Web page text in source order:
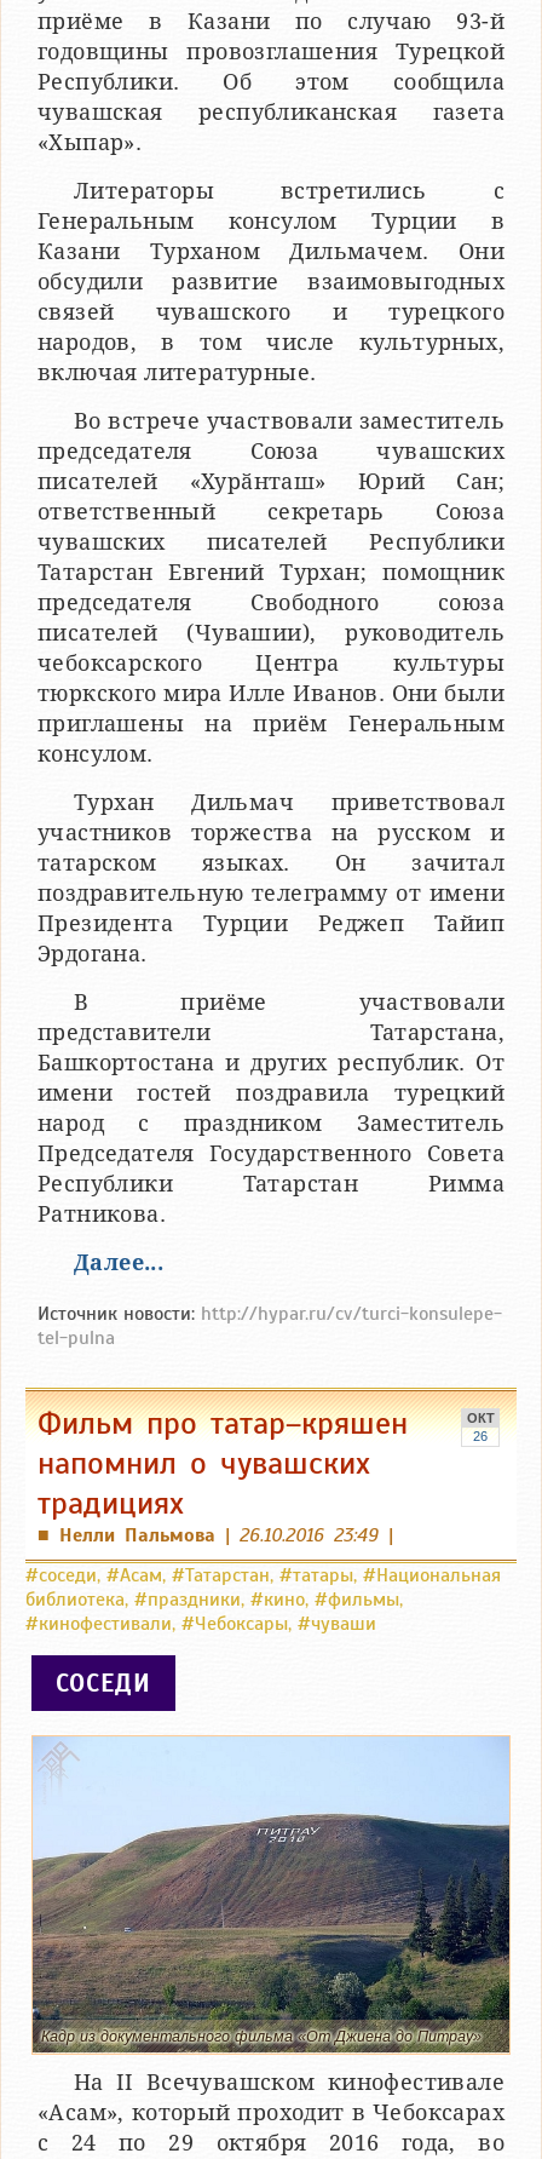
приёме в Казани по случаю 93-й
годовщины провозглашения Турецкой
Республики. Об этом сообщила
чувашская республиканская газета
«Хыпар».
Литераторы встретились с
Генеральным консулом Турции в
Казани Турханом Дильмачем. Они
обсудили развитие взаимовыгодных
связей чувашского и турецкого
народов, в том числе культурных,
включая литературные.
Во встрече участвовали заместитель
председателя Союза чувашских
писателей «Хурӑнташ» Юрий Сан;
ответственный секретарь Союза
чувашских писателей Республики
Татарстан Евгений Турхан; помощник
председателя Свободного союза
писателей (Чувашии), руководитель
чебоксарского Центра культуры
тюркского мира Илле Иванов. Они были
приглашены на приём Генеральным
консулом.
Турхан Дильмач приветствовал
участников торжества на русском и
татарском языках. Он зачитал
поздравительную телеграмму от имени
Президента Турции Реджеп Тайип
Эрдогана.
В приёме участвовали
представители Татарстана,
Башкортостана и других республик. От
имени гостей поздравила турецкий
народ с праздником Заместитель
Председателя Государственного Совета
Республики Татарстан Римма
Ратникова.
Далее...
Источник новости: http://hypar.ru/cv/turci-konsulepe-
tel-pulna
ОКТ
26
Фильм про татар–кряшен
напомнил о чувашских
традициях
■ Нелли Пальмова | 26.10.2016 23:49 |
#соседи, #Асам, #Татарстан, #татары, #Национальная
библиотека, #праздники, #кино, #фильмы,
#кинофестивали, #Чебоксары, #чуваши
СОСЕДИ
Кадр из документального фильма «От Джиена до Питрау»
На II Всечувашском кинофестивале
«Асам», который проходит в Чебоксарах
с 24 по 29 октября 2016 года, во